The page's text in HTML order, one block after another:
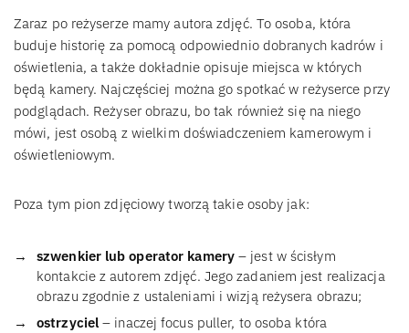
Zaraz po reżyserze mamy autora zdjęć. To osoba, która
buduje historię za pomocą odpowiednio dobranych kadrów i
oświetlenia, a także dokładnie opisuje miejsca w których
będą kamery. Najczęściej można go spotkać w reżyserce przy
podglądach. Reżyser obrazu, bo tak również się na niego
mówi, jest osobą z wielkim doświadczeniem kamerowym i
oświetleniowym.
Poza tym pion zdjęciowy tworzą takie osoby jak:
szwenkier lub operator kamery– jest w ścisłym
kontakcie z autorem zdjęć. Jego zadaniem jest realizacja
obrazu zgodnie z ustaleniami i wizją reżysera obrazu;
ostrzyciel– inaczej focus puller, to osoba która